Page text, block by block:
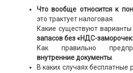
Что вообще относится к
это трактует налоговая.
Какие существуют
запасов без «НДС-
Как правильно
внутренние документы.
В каких случаях бесплатные